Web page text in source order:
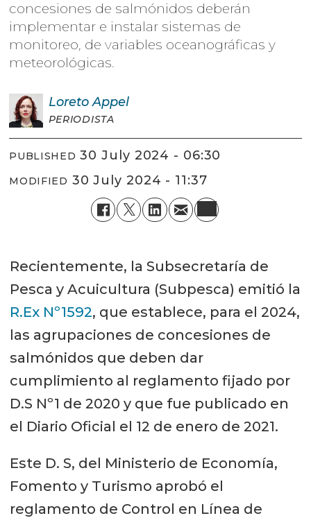
concesiones de salmónidos deberán
implementar e instalar sistemas de
monitoreo, de variables oceanográficas y
meteorológicas.
Loreto Appel
PERIODISTA
PUBLISHED 30 July 2024 - 06:30
MODIFIED 30 July 2024 - 11:37
Recientemente, la Subsecretaría de
Pesca y Acuicultura (Subpesca) emitió la
R.Ex Nº1592, que establece, para el 2024,
las agrupaciones de concesiones de
salmónidos que deben dar
cumplimiento al reglamento fijado por
D.S Nº1 de 2020 y que fue publicado en
el Diario Oficial el 12 de enero de 2021.
Este D. S, del Ministerio de Economía,
Fomento y Turismo aprobó el
reglamento de Control en Línea de